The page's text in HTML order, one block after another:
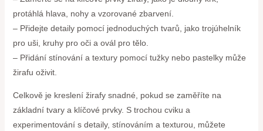
protáhlá hlava, nohy a vzorované zbarvení.
– Přidejte detaily pomocí jednoduchých tvarů, jako trojúhelník
pro uši, kruhy pro oči a ovál pro tělo.
– Přidání stínování a textury pomocí tužky nebo pastelky může
žirafu oživit.
Celkově je kreslení žirafy snadné, pokud se zaměříte na
základní tvary a klíčové prvky. S trochou cviku a
experimentování s detaily, stínováním a texturou, můžete